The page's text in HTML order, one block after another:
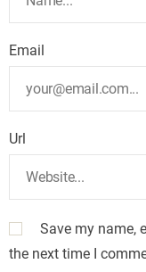
Email
Url
Save my name,
the next time I